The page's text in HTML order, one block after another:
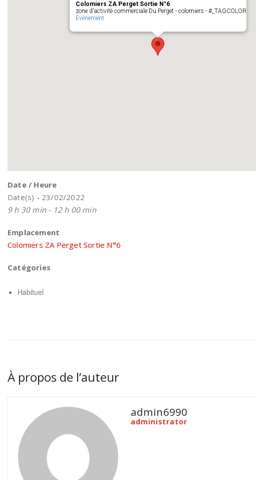
Colomiers ZA Perget Sortie N°6
zone d'activité commerciale Du Perget - colomiers - #_TAGCOLOR
Évènement
Date / Heure
Date(s) - 23/02/2022
9 h 30 min - 12 h 00 min
Emplacement
Colomiers ZA Perget Sortie N°6
Catégories
Habituel
À propos de l’auteur
admin6990
administrator